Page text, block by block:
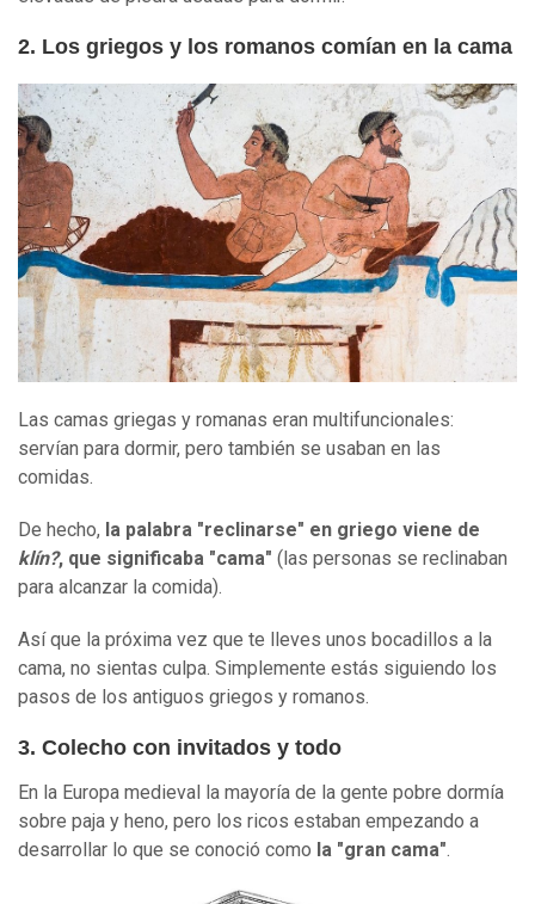
2. Los griegos y los romanos comían en la cama
Las camas griegas y romanas eran multifuncionales:
servían para dormir, pero también se usaban en las
comidas.
De hecho, la palabra "reclinarse" en griego viene de
klín?, que significaba "cama" (las personas se reclinaban
para alcanzar la comida).
Así que la próxima vez que te lleves unos bocadillos a la
cama, no sientas culpa. Simplemente estás siguiendo los
pasos de los antiguos griegos y romanos.
3. Colecho con invitados y todo
En la Europa medieval la mayoría de la gente pobre dormía
sobre paja y heno, pero los ricos estaban empezando a
desarrollar lo que se conoció como la "gran cama".